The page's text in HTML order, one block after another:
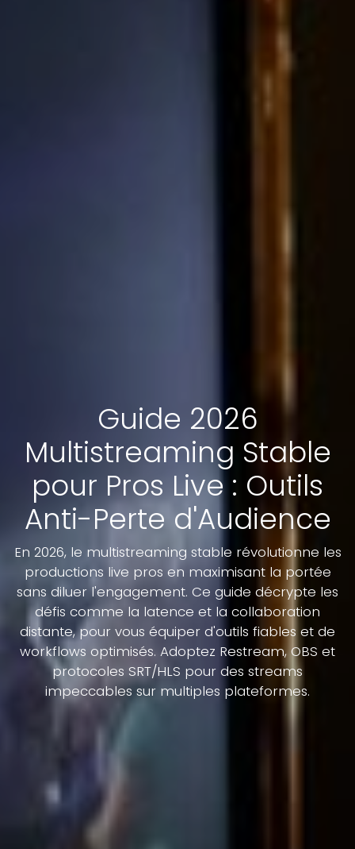
Guide 2026
Multistreaming Stable
pour Pros Live : Outils
Anti-Perte d'Audience
En 2026, le multistreaming stable révolutionne les
productions live pros en maximisant la portée
sans diluer l'engagement. Ce guide décrypte les
défis comme la latence et la collaboration
distante, pour vous équiper d'outils fiables et de
workflows optimisés. Adoptez Restream, OBS et
protocoles SRT/HLS pour des streams
impeccables sur multiples plateformes.